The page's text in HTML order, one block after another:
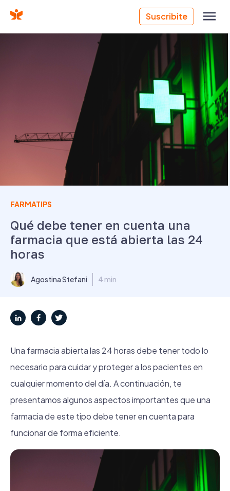
Suscribite
FARMATIPS
Qué debe tener en cuenta una
farmacia que está abierta las 24
horas
Agostina Stefani 4 min
Una farmacia abierta las 24 horas debe tener todo lo
necesario para cuidar y proteger a los pacientes en
cualquier momento del día. A continuación, te
presentamos algunos aspectos importantes que una
farmacia de este tipo debe tener en cuenta para
funcionar de forma eficiente.